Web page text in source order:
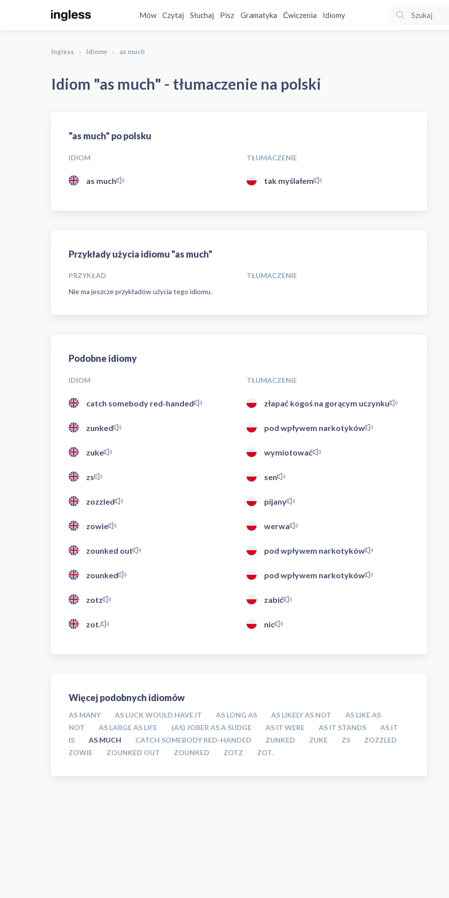
Mów Czytaj Słuchaj Pisz Gramatyka Ćwiczenia Idiomy
Ingless Idiomy as much
Idiom "as much" - tłumaczenie na polski
"as much" po polsku
IDIOM TŁUMACZENIE
as much tak myślałem
Przykłady użycia idiomu "as much"
PRZYKŁAD
TŁUMACZENIE
Nie ma jeszcze przykładów użycia tego idiomu.
Podobne idiomy
IDIOM TŁUMACZENIE
catch somebody red-handed złapać kogoś na gorącym uczynku
zunked pod wpływem narkotyków
zuke wymiotować
zs sen
zozzled pijany
zowie werwa
zounked out pod wpływem narkotyków
zounked pod wpływem narkotyków
zotz zabić
zot. nic
Więcej podobnych idiomów
AS MANY AS LUCK WOULD HAVE IT AS LONG AS AS LIKELY AS NOT
AS LIKE AS
NOT
AS LARGE AS LIFE (AS) JOBER AS A SUDGE AS IT WERE AS IT STANDS
AS IT
IS
AS MUCH CATCH SOMEBODY RED-HANDED ZUNKED ZUKE ZS
ZOZZLED
ZOWIE
ZOUNKED OUT ZOUNKED ZOTZ ZOT.